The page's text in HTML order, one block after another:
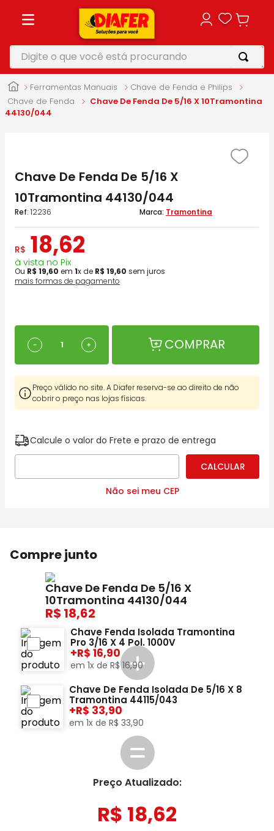
Digite o que você está procurando
Ferramentas Manuais
Chave de Fenda e Philips
Chave de Fenda
Chave De Fenda De 5/16 X 10Tramontina
44130/044
Chave De Fenda De 5/16 X
10Tramontina 44130/044
: 12236 Tramontina
R$ 18,62
à vista no Pix
Ou R$ 19,60 em 1x de R$ 19,60 sem juros
mais formas de pagamento
＋
－ COMPRAR
Preço válido no site. A Diafer reserva-se ao direito de não
cobrir o preço nas lojas físicas.
Calcule o valor do Frete e prazo de entrega
Não sei meu CEP
Compre junto
Chave De Fenda De 5/16 X
10Tramontina 44130/044
18,62
Chave Fenda Isolada Tramontina
Pro 3/16 X 4 Pol. 1000V
+ 16,90
em1x deR$ 16,90
Chave De Fenda Isolada De 5/16 X 8
Tramontina 44115/043
+ 33,90
em 1x de R$ 33,90
Preço Atualizado:
R$ 18,62
1º
motosserra